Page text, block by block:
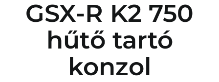
RÓLUNK
SZÁLLÍTÁSI DÍJAK
GSX-R K2 750
hűtő tartó
konzol